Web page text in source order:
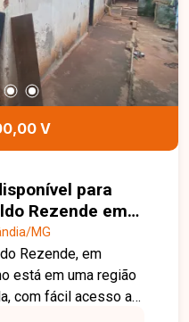
e construtores
grande potencial
Entre em
V
para
Rezende em
MG
Rezende, em
está em uma região
com fácil acesso ao